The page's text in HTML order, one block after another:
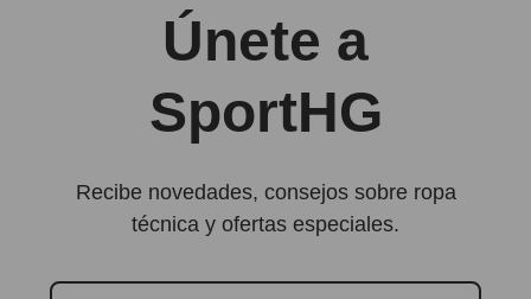
Únete a
SportHG
Recibe novedades, consejos sobre ropa
técnica y ofertas especiales.